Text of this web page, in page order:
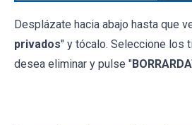
Desplázate hacia abajo hasta que
privados" y tócalo. Seleccione los
desea eliminar y pulse "